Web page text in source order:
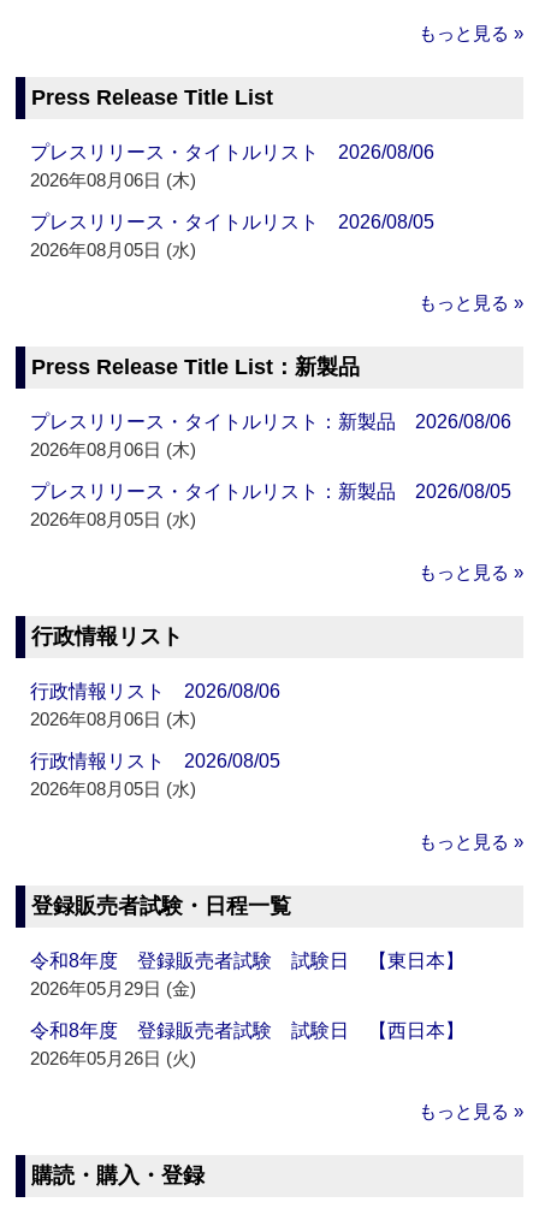
もっと見る »
Press Release Title List
プレスリリース・タイトルリスト 2026/08/06
2026年08月06日 (木)
プレスリリース・タイトルリスト 2026/08/05
2026年08月05日 (水)
もっと見る »
Press Release Title List：新製品
プレスリリース・タイトルリスト：新製品 2026/08/06
2026年08月06日 (木)
プレスリリース・タイトルリスト：新製品 2026/08/05
2026年08月05日 (水)
もっと見る »
行政情報リスト
行政情報リスト 2026/08/06
2026年08月06日 (木)
行政情報リスト 2026/08/05
2026年08月05日 (水)
もっと見る »
登録販売者試験・日程一覧
令和8年度 登録販売者試験 試験日 【東日本】
2026年05月29日 (金)
令和8年度 登録販売者試験 試験日 【西日本】
2026年05月26日 (火)
もっと見る »
購読・購入・登録